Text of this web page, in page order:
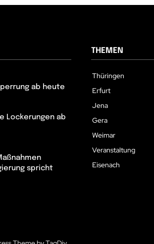
ab heute
Lockerungen ab
spricht
THEMEN
Thüringen
Erfurt
Jena
Gera
Weimar
Veranstaltung
Eisenach